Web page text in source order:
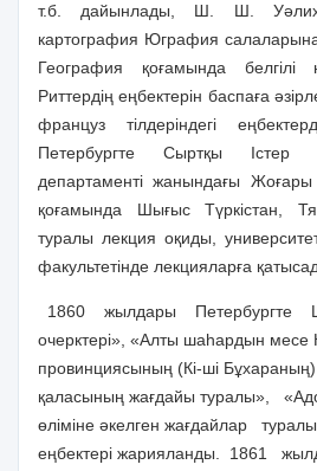
т.б. дайынлады, Ш. Ш.
картография Юграфия салаларына
География қоғамында
Риттердің еңбектерін баспаға
француз тілдеріндегі
Петербургте Сыртқы Істер
департаменті жанындағы
қоғамында Шығыс Түркістан,
туралы лекция оқиды,
факультетінде лекцияларға
1860 жылдары Петербургте
очерктері», «Алты шаһардын
провинциясының (Кі-ші Бұхараның)
қаласының жағдайы туралы»,
өліміне әкелген жағдайлар
туралы
еңбектері жарияланды.
1861